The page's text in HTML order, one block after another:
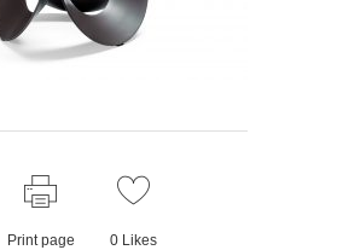
Print page 0Likes